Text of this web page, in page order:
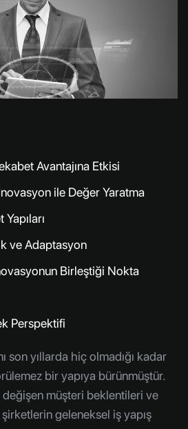
Avantajına Etkisi
ile Değer Yaratma
ve Adaptasyon
Birleştiği Nokta
Perspektifi
son yıllarda hiç olmadığı kadar
bir yapıya bürünmüştür.
müşteri beklentileri ve
geleneksel iş yapış